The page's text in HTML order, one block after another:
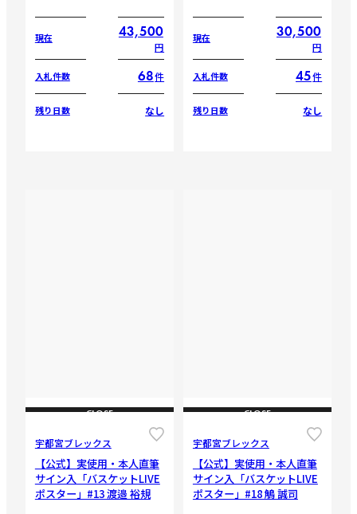
現在 43,500
円
入札件数 68件
残り日数 なし
現在 30,500
円
入札件数 45件
残り日数 なし
CLOSE
宇都宮ブレックス
【公式】実使用・本人直筆
サイン入「バスケットLIVE
ポスター」#13 渡邉 裕規
CLOSE
宇都宮ブレックス
【公式】実使用・本人直筆
サイン入「バスケットLIVE
ポスター」#18 鵤 誠司